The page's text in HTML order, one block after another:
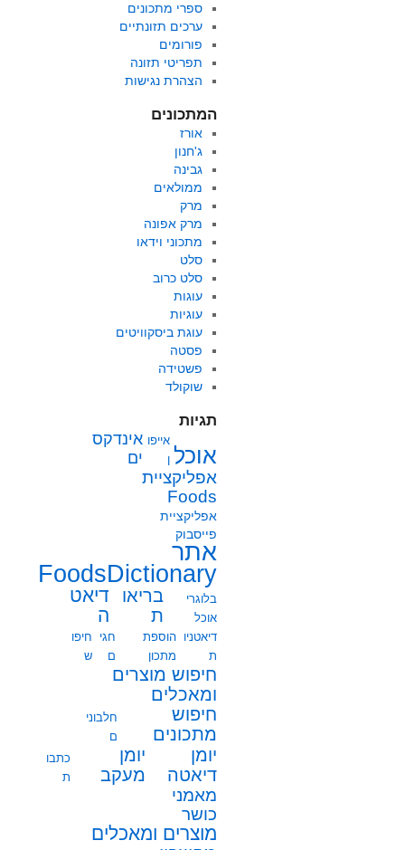
ספרי מתכונים
ערכים תזונתיים
פורומים
תפריטי תזונה
הצהרת נגישות
המתכונים
אורז
ג'חנון
גבינה
ממולאים
מרק
מרק אפונה
מתכוני וידאו
סלט
סלט כרוב
עוגות
עוגיות
עוגת ביסקוויטים
פסטה
פשטידה
שוקולד
תגיות
אוכל
אייפו
ן
אינדקס
ים
אפליקציית
Foods
אפליקציית
פייסבוק
אתר
FoodsDictionary
בלוגרי
אוכל
בריאו
ת
דיאט
ה
דיאטניו
ת
הוספת
מתכון
חגי
ם
חיפו
ש
חיפוש מוצרים
ומאכלים
חיפוש
מתכונים
חלבוני
ם
יומן
דיאטה
יומן
מעקב
כתבו
ת
מאמני
כושר
מוצרים ומאכלים